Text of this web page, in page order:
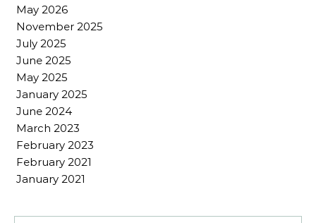
May 2026
November 2025
July 2025
June 2025
May 2025
January 2025
June 2024
March 2023
February 2023
February 2021
January 2021